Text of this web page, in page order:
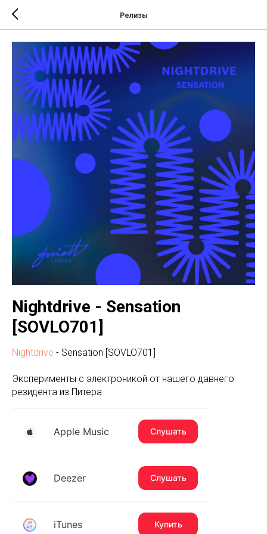
Релизы
Nightdrive - Sensation
[SOVLO701]
Nightdrive - Sensation [SOVLO701]
Эксперименты с электроникой от нашего давнего
резидента из Питера